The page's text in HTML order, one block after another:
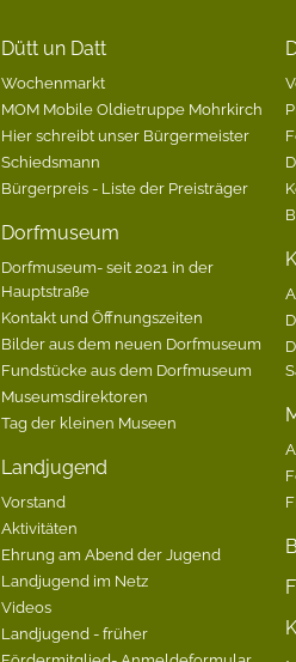
Dütt un Datt
Wochenmarkt
MOM Mobile Oldietruppe Mohrkirch
Hier schreibt unser Bürgermeister
Schiedsmann
Bürgerpreis - Liste der Preisträger
Dorfmuseum
Dorfmuseum- seit 2021 in der
Hauptstraße
Kontakt und Öffnungszeiten
Bilder aus dem neuen Dorfmuseum
Fundstücke aus dem Dorfmuseum
Museumsdirektoren
Tag der kleinen Museen
Landjugend
Vorstand
Aktivitäten
Ehrung am Abend der Jugend
Landjugend im Netz
Videos
Landjugend - früher